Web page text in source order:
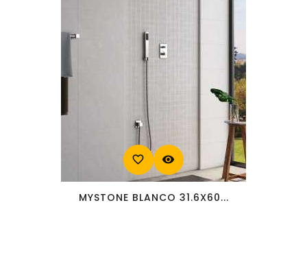
favorite_border visibility
MYSTONE BLANCO 31.6X60...